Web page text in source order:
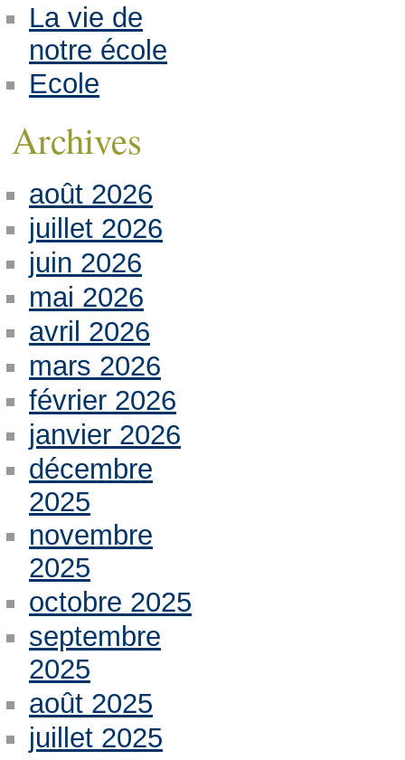
La vie de
notre école
Ecole
Archives
août 2026
juillet 2026
juin 2026
mai 2026
avril 2026
mars 2026
février 2026
janvier 2026
décembre
2025
novembre
2025
octobre 2025
septembre
2025
août 2025
juillet 2025